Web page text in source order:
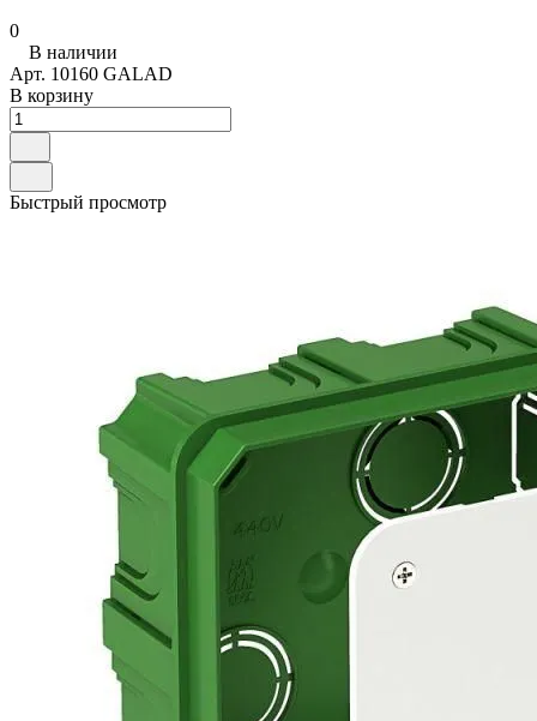
0
В наличии
Арт. 10160 GALAD
В корзину
Быстрый просмотр